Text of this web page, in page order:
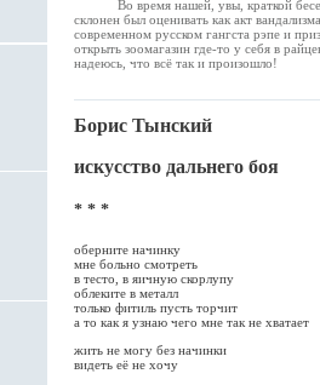
Во время нашей, увы, краткой
склонен был оценивать как акт
современном русском гангста рэпе и
открыть зоомагазин где-то у себя в
надеюсь, что всё так и произошло!
Борис Тынский
искусство дальнего боя
* * *
оберните начинку
мне больно смотреть
в тесто, в яичную скорлупу
облеките в металл
только фитиль пусть торчит
а то как я узнаю чего мне так не хватает
жить не могу без начинки
видеть её не хочу